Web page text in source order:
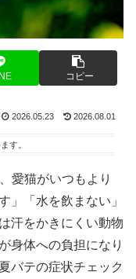
コピー
2026.05.23 2026.08.01
す。
愛猫がいつもより
」「水を飲まない」
汗をかきにくい動物
身体への負担になり
バテの症状チェック